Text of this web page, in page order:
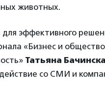
животных.
для эффективного
«Бизнес и
Татьяна
со СМИ и